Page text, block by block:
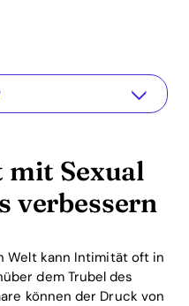
Apps verbessern
Einsichten
Sexual
verbessern
Welt kann Intimität oft in
dem Trubel des
können der Druck von